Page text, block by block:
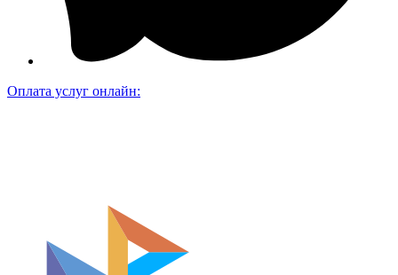
Оплата услуг онлайн: